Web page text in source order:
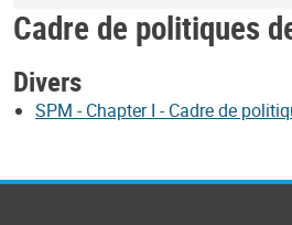
Cadre de politiques
Divers
SPM - Chapter I - Cadre de